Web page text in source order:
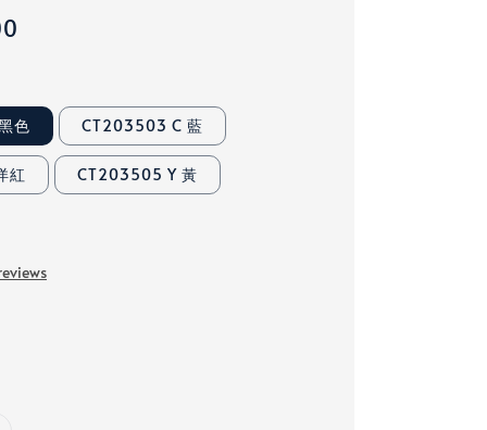
色 CT203503 C 藍
紅 CT203505 Y 黃